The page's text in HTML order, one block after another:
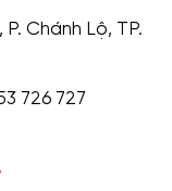
Chánh Lộ, TP.
726 727